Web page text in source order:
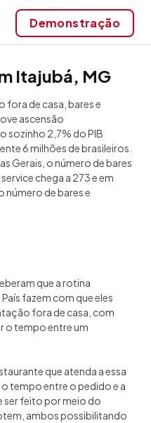
Demonstração
Itajubá, MG
fora de casa, bares e
ascensão
sozinho 2,7% do PIB
6 milhões de brasileiros.
Gerais, o número de bares
chega a 273 e em
número de bares e
que a rotina
fazem com que eles
fora de casa, com
o tempo entre um
que atenda a essa
tempo entre o pedido e a
feito por meio do
ambos possibilitando